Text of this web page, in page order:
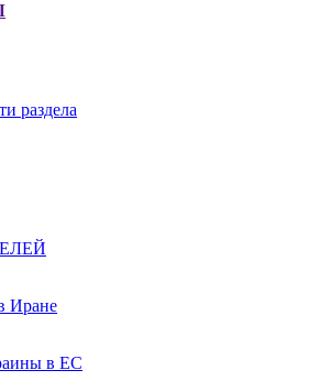
раздела
Иране
в ЕС